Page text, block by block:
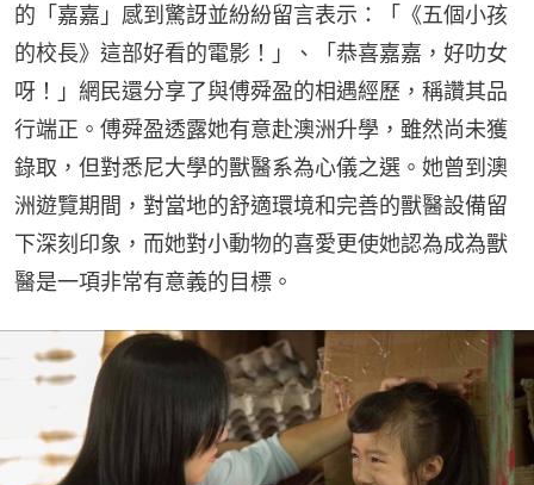
的「嘉嘉」感到驚訝並紛紛留言表示：「《五個小孩
的校長》這部好看的電影！」、「恭喜嘉嘉，好叻女
呀！」網民還分享了與傅舜盈的相遇經歷，稱讚其品
行端正。傅舜盈透露她有意赴澳洲升學，雖然尚未獲
錄取，但對悉尼大學的獸醫系為心儀之選。她曾到澳
洲遊覽期間，對當地的舒適環境和完善的獸醫設備留
下深刻印象，而她對小動物的喜愛更使她認為成為獸
醫是一項非常有意義的目標。